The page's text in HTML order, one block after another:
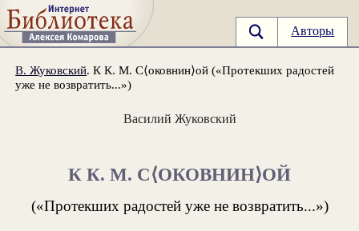
Авторы
В. Жуковский. К К. М. С⟨оковнин⟩ой («Протекших радостей
уже не возвратить...»)
Василий Жуковский
К К. М. С⟨ОКОВНИН⟩ОЙ
(«Протекших радостей уже не возвратить...»)